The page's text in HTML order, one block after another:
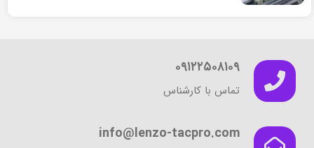
۰۹۱۲۲۵۰۸۱۰۹
تماس با کارشناس
info@lenzo-tacpro.com